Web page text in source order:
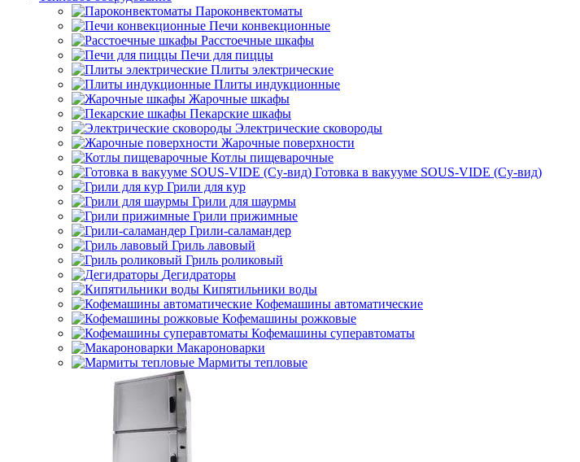
Пароконвектоматы
Печи конвекционные
Расстоечные шкафы
Печи для пиццы
Плиты электрические
Плиты индукционные
Жарочные шкафы
Пекарские шкафы
Электрические сковороды
Жарочные поверхности
Котлы пищеварочные
Готовка в вакууме SOUS-VIDE (Су-вид)
Грили для кур
Грили для шаурмы
Грили прижимные
Грили-саламандер
Гриль лавовый
Гриль роликовый
Дегидраторы
Кипятильники воды
Кофемашины автоматические
Кофемашины рожковые
Кофемашины суперавтоматы
Макароноварки
Мармиты тепловые